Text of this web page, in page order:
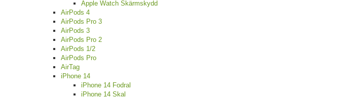
Apple Watch Skärmskydd
AirPods 4
AirPods Pro 3
AirPods 3
AirPods Pro 2
AirPods 1/2
AirPods Pro
AirTag
iPhone 14
iPhone 14 Fodral
iPhone 14 Skal